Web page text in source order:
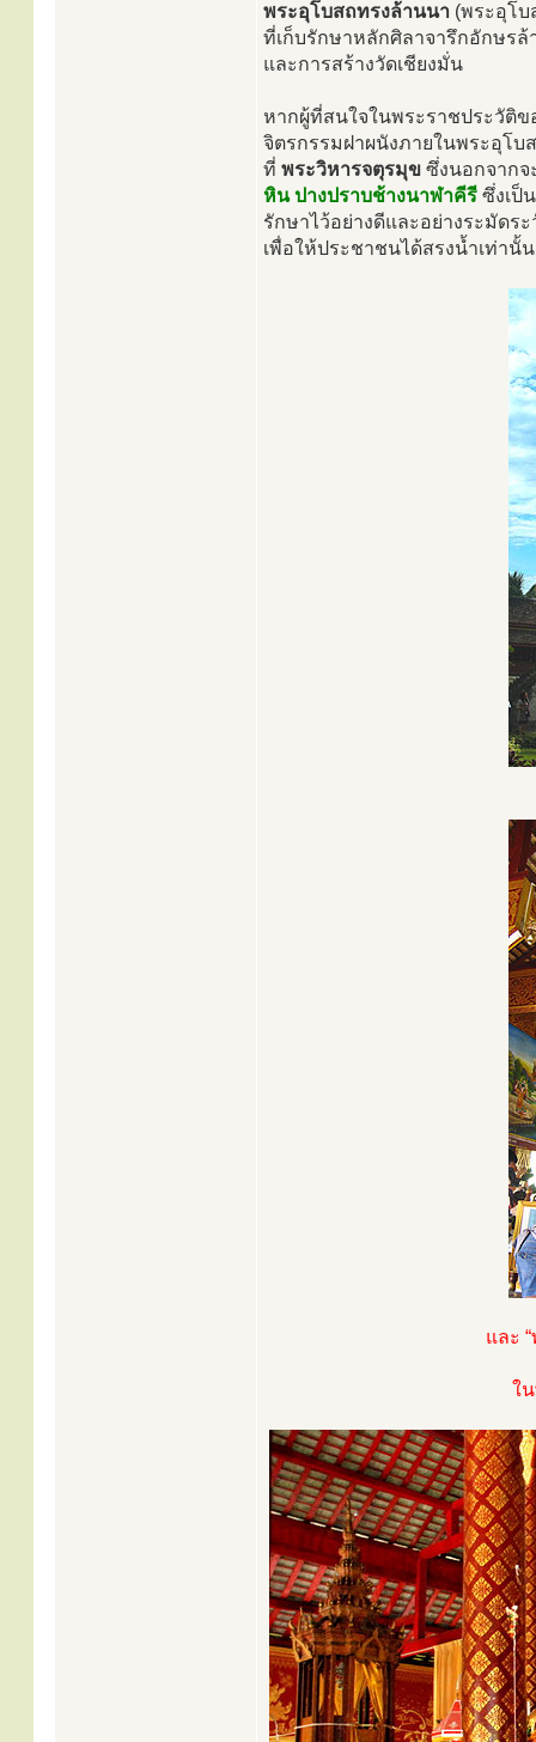
พระอุโบสถทรงล้านนา (พระอุโบ
ที่เก็บรักษาหลักศิลาจารึกอักษรล้
และการสร้างวัดเชียงมั่น
หากผู้ที่สนใจในพระราชประวัติข
จิตรกรรมฝาผนังภายในพระอุโบ
ที่ พระวิหารจตุรมุข ซึ่งนอกจากจ
หิน ปางปราบช้างนาฬาคีรี ซึ่งเป็
รักษาไว้อย่างดีและอย่างระมัดร
เพื่อให้ประชาชนได้สรงน้ำเท่านั้น
และ
ใ